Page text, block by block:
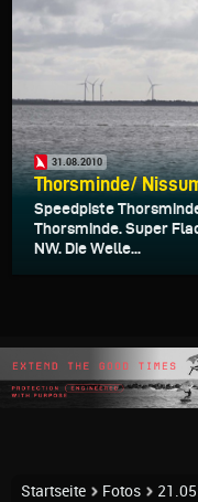
31.08.2010
Thorsminde/
Speedpiste
Thorsminde. Super
NW. Die Welle...
Startseite Fotos